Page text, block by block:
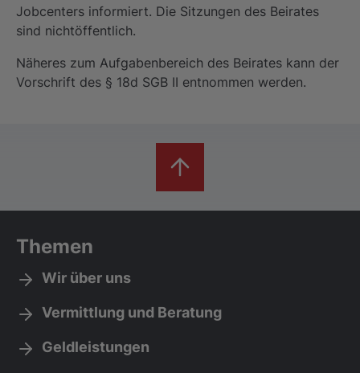
Jobcenters informiert. Die Sitzungen des Beirates
sind nichtöffentlich.
Näheres zum Aufgabenbereich des Beirates kann der
Vorschrift des § 18d SGB II entnommen werden.
Themen
Wir über uns
Vermittlung und Beratung
Geldleistungen